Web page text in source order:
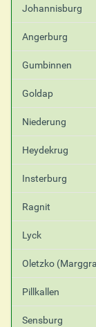
Johannisburg
Angerburg
Gumbinnen
Goldap
Niederung
Heydekrug
Insterburg
Ragnit
Lyck
Oletzko
Pillkallen
Sensburg